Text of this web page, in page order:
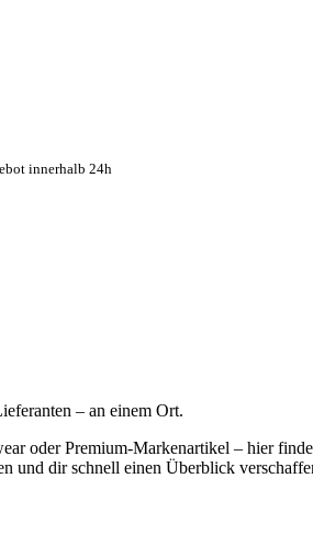
innerhalb 24h
– an einem Ort.
oder Premium-Markenartikel – hier
und dir schnell einen Überblick